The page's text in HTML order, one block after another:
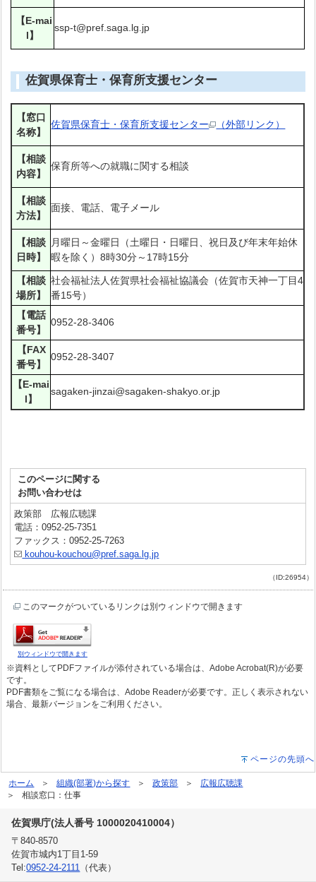
【E-mai
l】
ssp-t@pref.saga.lg.jp
佐賀県保育士・保育所支援センター
【窓口
名称】
佐賀県保育士・保育所支援センター （外部リンク）
【相談
内容】
保育所等への就職に関する相談
【相談
方法】
面接、電話、電子メール
【相談
日時】
月曜日～金曜日（土曜日・日曜日、祝日及び年末年始休
暇を除く）8時30分～17時15分
【相談
場所】
社会福祉法人佐賀県社会福祉協議会（佐賀市天神一丁目4
番15号）
【電話
番号】
0952-28-3406
【FAX
番号】
0952-28-3407
【E-mai
l】
sagaken-jinzai@sagaken-shakyo.or.jp
このページに関する
お問い合わせは
政策部 広報広聴課
電話：0952-25-7351
ファックス：0952-25-7263
kouhou-kouchou@pref.saga.lg.jp
（ID:26954）
このマークがついているリンクは別ウィンドウで開きます
別ウィンドウで開きます
※資料としてPDFファイルが添付されている場合は、Adobe Acrobat(R)が必要
です。
PDF書類をご覧になる場合は、Adobe Readerが必要です。正しく表示されない
場合、最新バージョンをご利用ください。
ページの先頭へ
ホーム 組織(部署)から探す 政策部
広報広聴課
相談窓口：仕事
佐賀県庁(法人番号 1000020410004）
〒840-8570
佐賀市城内1丁目1-59
Tel:0952-24-2111 （代表）